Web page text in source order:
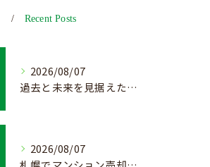
Recent Posts
2026/08/07
過去と未来を見据えた戸建て売却の秘訣
2026/08/07